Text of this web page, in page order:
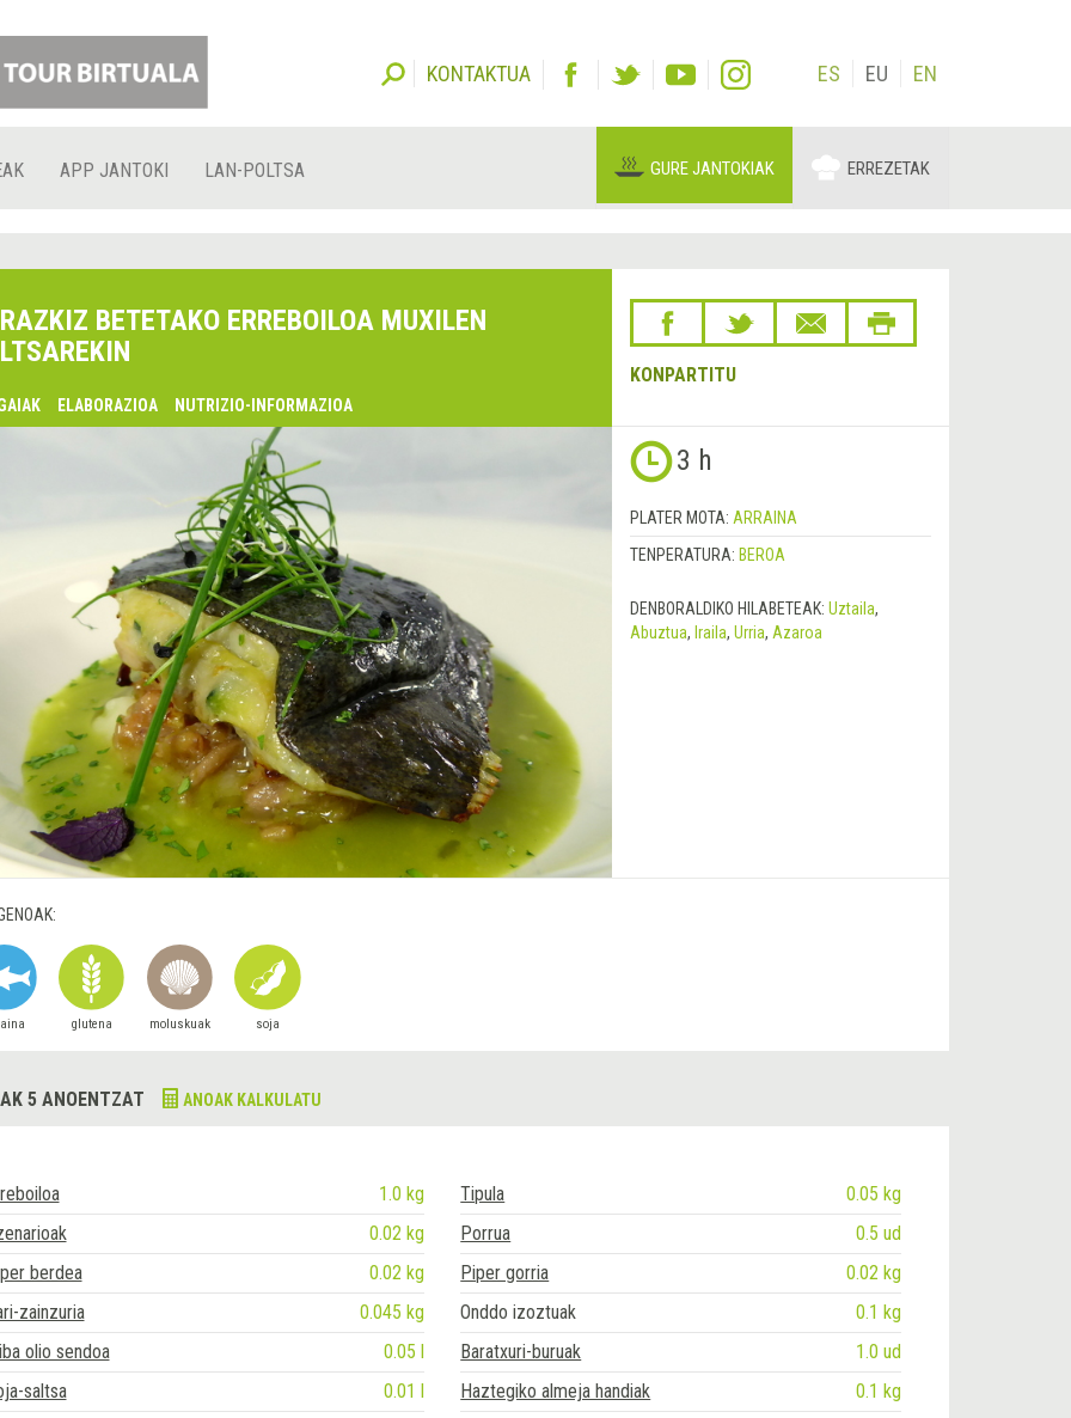
KONTAKTUA ES EU EN
APP JANTOKI LAN-POLTSA GURE JANTOKIAK ERREZETAK
BETETAKO ERREBOILOA MUXILEN
ELABORAZIOA NUTRIZIO-INFORMAZIOA
KONPARTITU
3 h
PLATER MOTA: ARRAINA
TENPERATURA: BEROA
DENBORALDIKO HILABETEAK: Uztaila,
Abuztua, Iraila, Urria, Azaroa
glutena moluskuak soja
5 ANOENTZAT ANOAK KALKULATU
1.0 kg Tipula
0.05 kg
0.02 kg Porrua
0.5 ud
berdea
0.02 kg Piper gorria
0.02 kg
zainzuria
0.045 kg Onddo izoztuak
0.1 kg
olio sendoa
0.05 l Baratxuri-buruak
1.0 ud
saltsa
0.01 l Haztegiko almeja handiak
0.1 kg